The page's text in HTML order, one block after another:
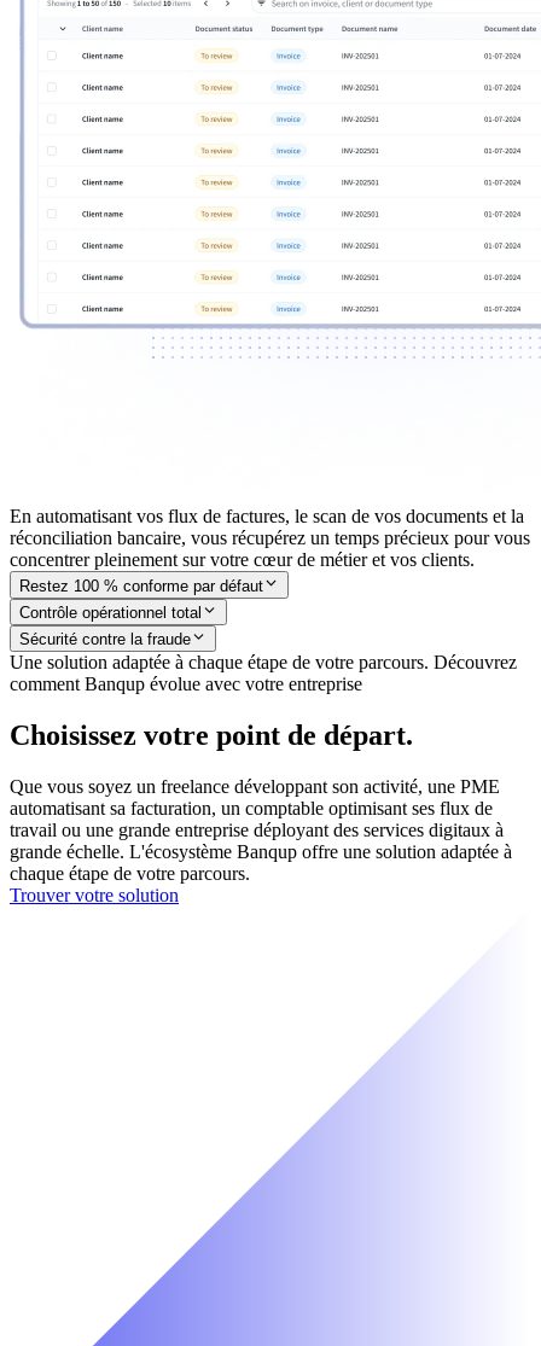
En automatisant vos flux de factures, le scan de vos documents et la
réconciliation bancaire, vous récupérez un temps précieux pour vous
concentrer pleinement sur votre cœur de métier et vos clients.
Restez 100 % conforme par défaut
Contrôle opérationnel total
Sécurité contre la fraude
Une solution adaptée à chaque étape de votre parcours. Découvrez
comment Banqup évolue avec votre entreprise
Choisissez votre point de départ.
Que vous soyez un freelance développant son activité, une PME
automatisant sa facturation, un comptable optimisant ses flux de
travail ou une grande entreprise déployant des services digitaux à
grande échelle. L'écosystème Banqup offre une solution adaptée à
chaque étape de votre parcours.
Trouver votre solution